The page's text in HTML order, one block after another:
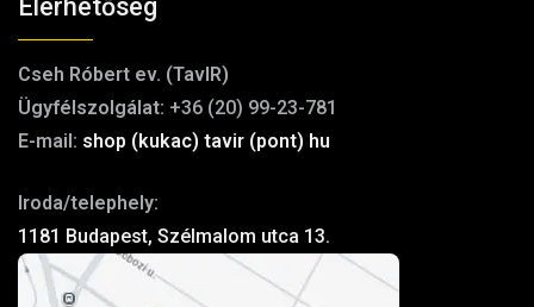
Elérhetőség
Cseh Róbert ev. (TavIR)
Ügyfélszolgálat: +36 (20) 99-23-781
E-mail: shop (kukac) tavir (pont) hu
Iroda/telephely:
1181 Budapest, Szélmalom utca 13.